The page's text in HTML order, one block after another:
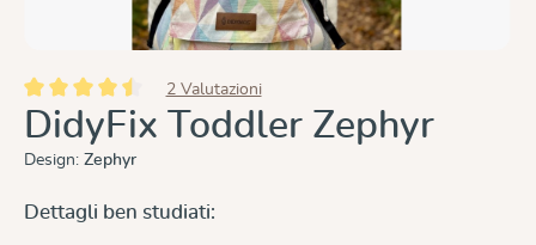
Valutazione media di 4.5 su 5 stelle
2 Valutazioni
DidyFix Toddler Zephyr
Design: Zephyr
Dettagli ben studiati: